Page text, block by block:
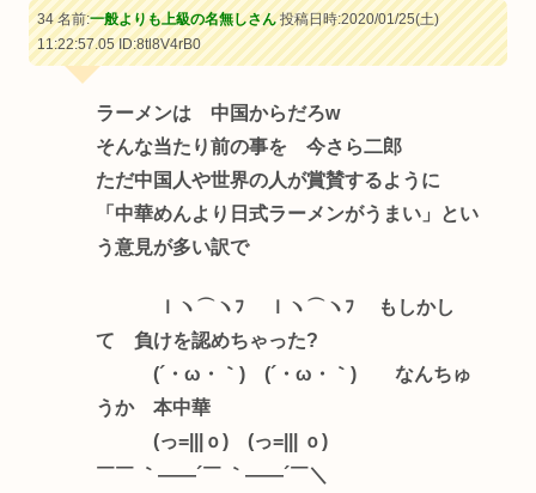
34 名前:一般よりも上級の名無しさん投稿日時:2020/01/25(土)
11:22:57.05ID:8tl8V4rB0
ラーメンは 中国からだろw
そんな当たり前の事を 今さら二郎
ただ中国人や世界の人が賞賛するように
「中華めんより日式ラーメンがうまい」とい
う意見が多い訳で
ｌヽ⌒ヽﾌ ｌヽ⌒ヽﾌ もしかし
て 負けを認めちゃった?
(´・ω・｀) (´・ω・｀) なんちゅ
うか 本中華
(っ=|||ｏ) (っ=||| ｏ)
￣￣ ｀――´￣ ｀――´￣＼